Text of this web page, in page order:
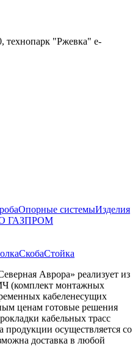
технопарк "Ржевка" e-
Опорные системыИзделия
ГАЗПРОМ
СкобаСтойка
Аврора» реализует из
(комплект монтажных
кабеленесущих
ценам готовые решения
кабельных трасс
осуществляется со
доставка в любой